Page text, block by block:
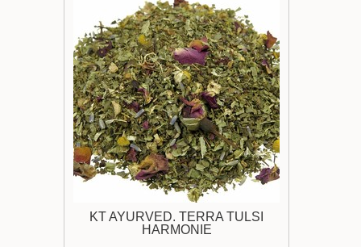
KT AYURVED. TERRA TULSI
HARMONIE